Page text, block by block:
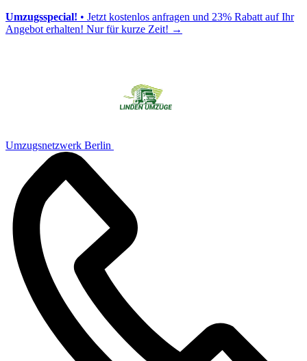
Umzugsspecial! • Jetzt kostenlos anfragen und 23% Rabatt auf Ihr
Angebot erhalten! Nur für kurze Zeit! →
Umzugsnetzwerk Berlin